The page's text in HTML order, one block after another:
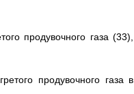
продувочного газа (33),
продувочного газа в